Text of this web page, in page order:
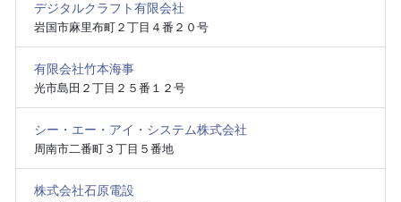
デジタルクラフト有限会社
岩国市麻里布町２丁目４番２０号
有限会社竹本海事
光市島田２丁目２５番１２号
シー・エー・アイ・システム株式会社
周南市二番町３丁目５番地
株式会社石原電設